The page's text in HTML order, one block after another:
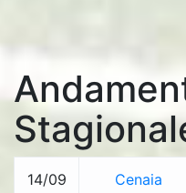
14/09 Cenaia